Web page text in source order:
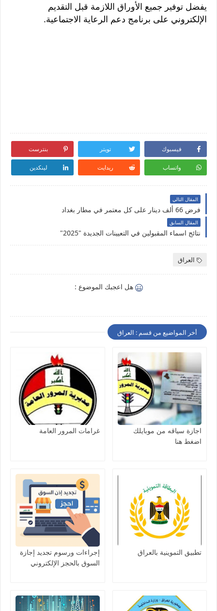
يفضل توفير جميع الأوراق اللازمة قبل التقديم
الإلكتروني على برنامج دعم الرعاية الاجتماعية.
فيسبوك تويتر بنترست
واتساب ريدايت لينكدين
المقال التالي
فرض 66 ألف دينار على كل معتمر في مطار بغداد
المقال السابق
نتائج اسماء المقبولين في التعيينات الجديدة "2025"
العراق
هل اعجبك الموضوع :
أخر المواضيع من قسم : العراق
اجازة سياقه من موبايلك
اضغط هنا
غرامات المرور العامة
تطبيق التموينية بالعراق
إجراءات ورسوم تجديد إجازة
السوق بالحجز الإلكتروني